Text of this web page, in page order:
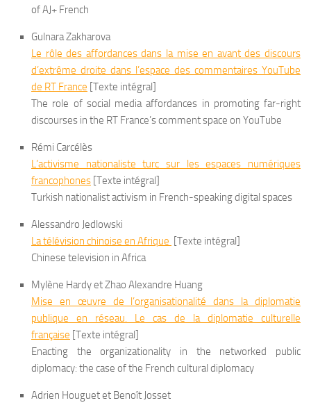
of AJ+ French
Gulnara Zakharova
Le rôle des affordances dans la mise en avant des discours
d’extrême droite dans l’espace des commentaires YouTube
de RT France [Texte intégral]
The role of social media affordances in promoting far-right
discourses in the RT France’s comment space on YouTube
Rémi Carcélès
L’activisme nationaliste turc sur les espaces numériques
francophones [Texte intégral]
Turkish nationalist activism in French-speaking digital spaces
Alessandro Jedlowski
La télévision chinoise en Afrique [Texte intégral]
Chinese television in Africa
Mylène Hardy et Zhao Alexandre Huang
Mise en œuvre de l’organisationalité dans la diplomatie
publique en réseau. Le cas de la diplomatie culturelle
française [Texte intégral]
Enacting the organizationality in the networked public
diplomacy: the case of the French cultural diplomacy
Adrien Houguet et Benoît Josset